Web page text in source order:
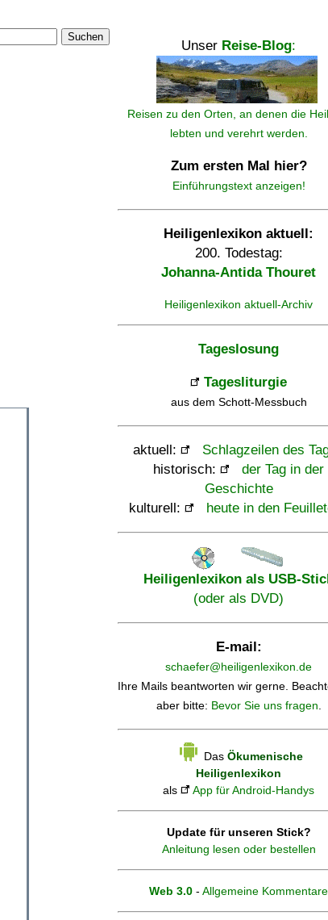
Suchen
Unser Reise-Blog:
Reisen zu den Orten, an denen die
lebten und verehrt werden.
Zum ersten Mal hier?
Einführungstext anzeigen!
Heiligenlexikon aktuell:
200. Todestag:
Johanna-Antida Thouret
Heiligenlexikon aktuell-Archiv
Tageslosung
Tagesliturgie
aus dem Schott-Messbuch
aktuell:
Schlagzeilen des
historisch:
der Tag in der
Geschichte
kulturell:
heute in den
Heiligenlexikon als USB-
(oder als DVD)
E-mail:
schaefer@heiligenlexikon.de
Ihre Mails beantworten wir gerne.
aber bitte: Bevor Sie uns fragen.
Das Ökumenische
Heiligenlexikon
als
App für Android-Handys
Update für unseren Stick?
Anleitung lesen oder bestellen
Web 3.0 - Allgemeine Kommentare